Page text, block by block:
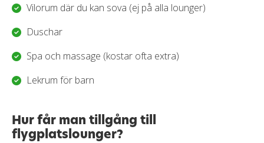
Vilorum där du kan sova (ej på alla lounger)
Duschar
Spa och massage (kostar ofta extra)
Lekrum för barn
Hur får man tillgång till
flygplatslounger?